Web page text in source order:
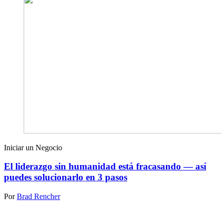
Iniciar un Negocio
El liderazgo sin humanidad está fracasando — así
puedes solucionarlo en 3 pasos
PorBrad Rencher